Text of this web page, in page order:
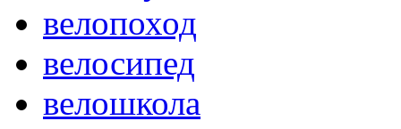
велопоход
велосипед
велошкола